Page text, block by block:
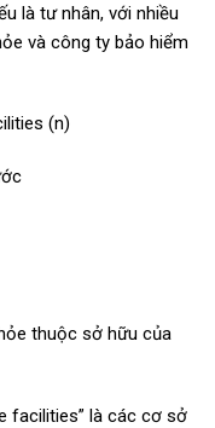
là tư nhân, với nhiều
và công ty bảo hiểm
(n)
thuộc sở hữu của
facilities” là các cơ sở